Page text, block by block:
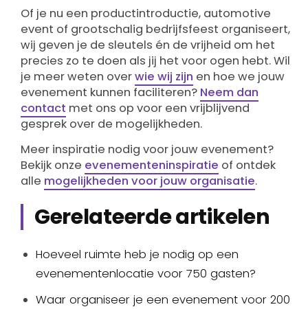
Of je nu een productintroductie, automotive
event of grootschalig bedrijfsfeest organiseert,
wij geven je de sleutels én de vrijheid om het
precies zo te doen als jij het voor ogen hebt. Wil
je meer weten overwie wij zijn en hoe we jouw
evenement kunnen faciliteren? Neem dan
contact met ons op voor een vrijblijvend
gesprek over de mogelijkheden.
Meer inspiratie nodig voor jouw evenement?
Bekijk onze evenementeninspiratie of ontdek
alle mogelijkheden voor jouw organisatie.
Gerelateerde artikelen
Hoeveel ruimte heb je nodig op een
evenementenlocatie voor 750 gasten?
Waar organiseer je een evenement voor 200